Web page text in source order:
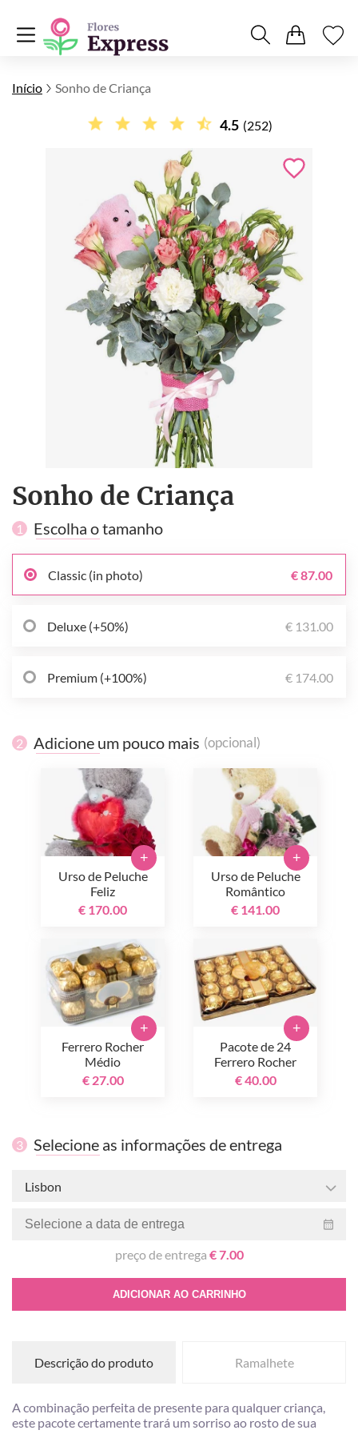
Início Sonho de Criança
4.5 (252)
Sonho de Criança
1 Escolha o tamanho
Classic (in photo) € 87.00
Deluxe (+50%) € 131.00
Premium (+100%) € 174.00
2 Adicione um pouco mais (opcional)
Urso de Peluche
Feliz
€ 170.00
+
Urso de Peluche
Romântico
€ 141.00
+
Ferrero Rocher
Médio
€ 27.00
+
Pacote de 24
Ferrero Rocher
€ 40.00
+
3 Selecione as informações de entrega
Lisbon
preço de entrega € 7.00
ADICIONAR AO CARRINHO
Descrição do produto Ramalhete
A combinação perfeita de presente para qualquer criança,
este pacote certamente trará um sorriso ao rosto de sua